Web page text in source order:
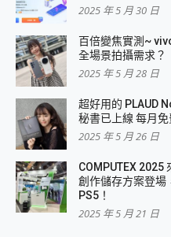
2025 年 5 月 30 日
百倍變焦實測~
全場景拍攝需求？
2025 年 5 月 28 日
超好用的 PLAUD
秘書已上線 每月
2025 年 5 月 26 日
COMPUTEX 2025
創作儲存方案登場
PS5！
2025 年 5 月 21 日